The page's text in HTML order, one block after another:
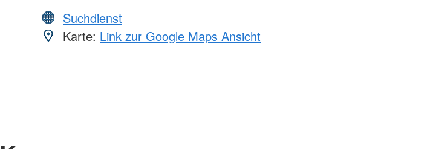
Suchdienst
Karte: Link zur Google Maps Ansicht